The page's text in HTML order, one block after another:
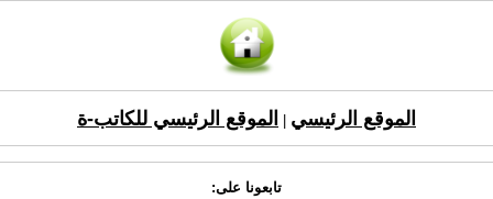
الموقع الرئيسي الموقع الرئيسي للكاتب-ة
تابعونا على: